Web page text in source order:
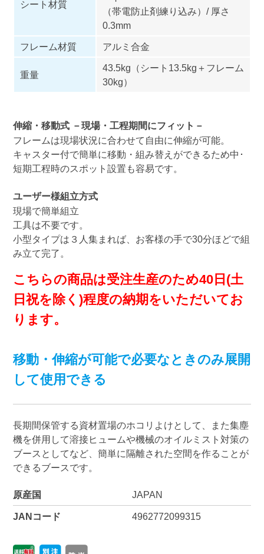
シート材質
（帯電防止剤練り込み）/ 厚さ
0.3mm
フレーム材質
アルミ合金
重量
43.5kg（シート13.5kg＋フレーム
30kg）
伸縮・移動式 －現場・工程期間にフィット－
フレームは現場状況に合わせて自由に伸縮が可能。
キャスター付で簡単に移動・組み替えができるため中･
短期工程時のスポット設置も容易です。
ユーザー様組立方式
現場で簡単組立
工具は不要です。
小型タイプは３人集まれば、お客様の手で30分ほどで組
み立て完了。
こちらの商品は受注生産のため40日(土
日祝を除く)程度の納期をいただいてお
ります。
移動・伸縮が可能で必要なときのみ展開
して使用できる
長期間保管する資材置場のホコリよけとして、また集塵
機を併用して溶接ヒュームや機械のオイルミスト対策の
ブースとしてなど、簡単に隔離された空間を作ることが
できるブースです。
原産国 JAPAN
JANコード 4962772099315